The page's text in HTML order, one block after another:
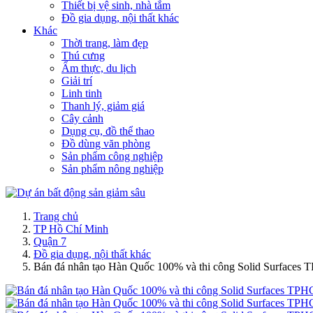
Thiết bị vệ sinh, nhà tắm
Đồ gia dụng, nội thất khác
Khác
Thời trang, làm đẹp
Thú cưng
Ẩm thực, du lịch
Giải trí
Linh tinh
Thanh lý, giảm giá
Cây cảnh
Dụng cụ, đồ thể thao
Đồ dùng văn phòng
Sản phẩm công nghiệp
Sản phẩm nông nghiệp
Trang chủ
TP Hồ Chí Minh
Quận 7
Đồ gia dụng, nội thất khác
Bán đá nhân tạo Hàn Quốc 100% và thi công Solid Surfaces